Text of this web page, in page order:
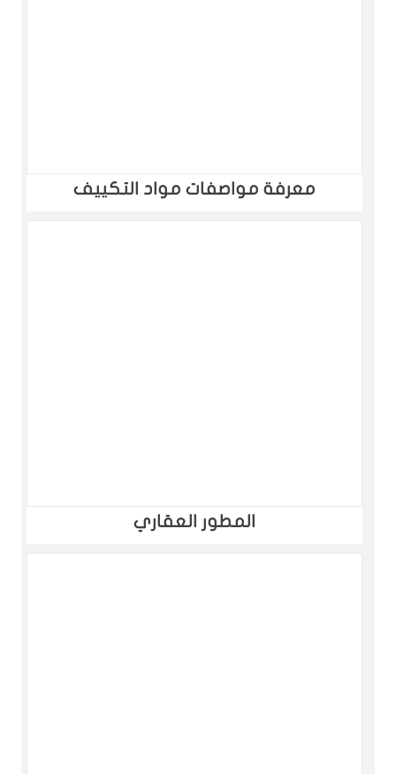
معرفة مواصفات مواد التكييف
المطور العقاري